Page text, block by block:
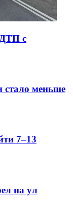
ДТП с
стало меньше
7–13
на ул